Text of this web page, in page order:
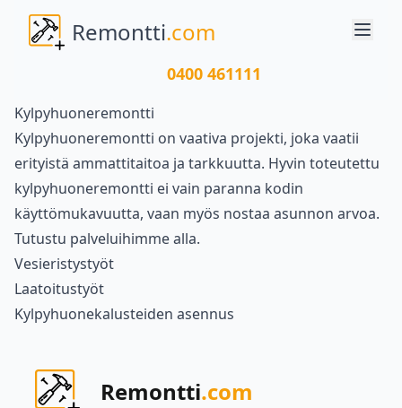
Remontti.com
0400 461111
Kylpyhuoneremontti
Kylpyhuoneremontti on vaativa projekti, joka vaatii
erityistä ammattitaitoa ja tarkkuutta. Hyvin toteutettu
kylpyhuoneremontti ei vain paranna kodin
käyttömukavuutta, vaan myös nostaa asunnon arvoa.
Tutustu palveluihimme alla.
Vesieristystyöt
Laatoitustyöt
Kylpyhuonekalusteiden asennus
Remontti.com